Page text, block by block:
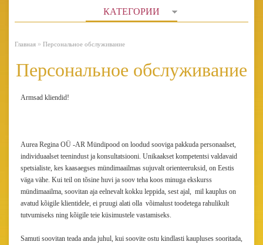
КАТЕГОРИИ
Главная » Персональное обслуживание
Персональное обслуживание
Armsad kliendid!
Aurea Regina OÜ -AR Mündipood on loodud sooviga pakkuda personaalset,
individuaalset teenindust ja konsultatsiooni. Unikaakset kompetentsi valdavaid
spetsialiste, kes kaasaegses mündimaailmas sujuvalt orienteeruksid, on Eestis
väga vähe. Kui teil on tõsine huvi ja soov teha koos minuga ekskurss
mündimaailma, soovitan aja eelnevalt kokku leppida, sest ajal, mil kauplus on
avatud kõigile klientidele, ei pruugi alati olla võimalust toodetega rahulikult
tutvumiseks ning kõigile teie küsimustele vastamiseks.
Samuti soovitan teada anda juhul, kui soovite ostu kindlasti kaupluses sooritada,